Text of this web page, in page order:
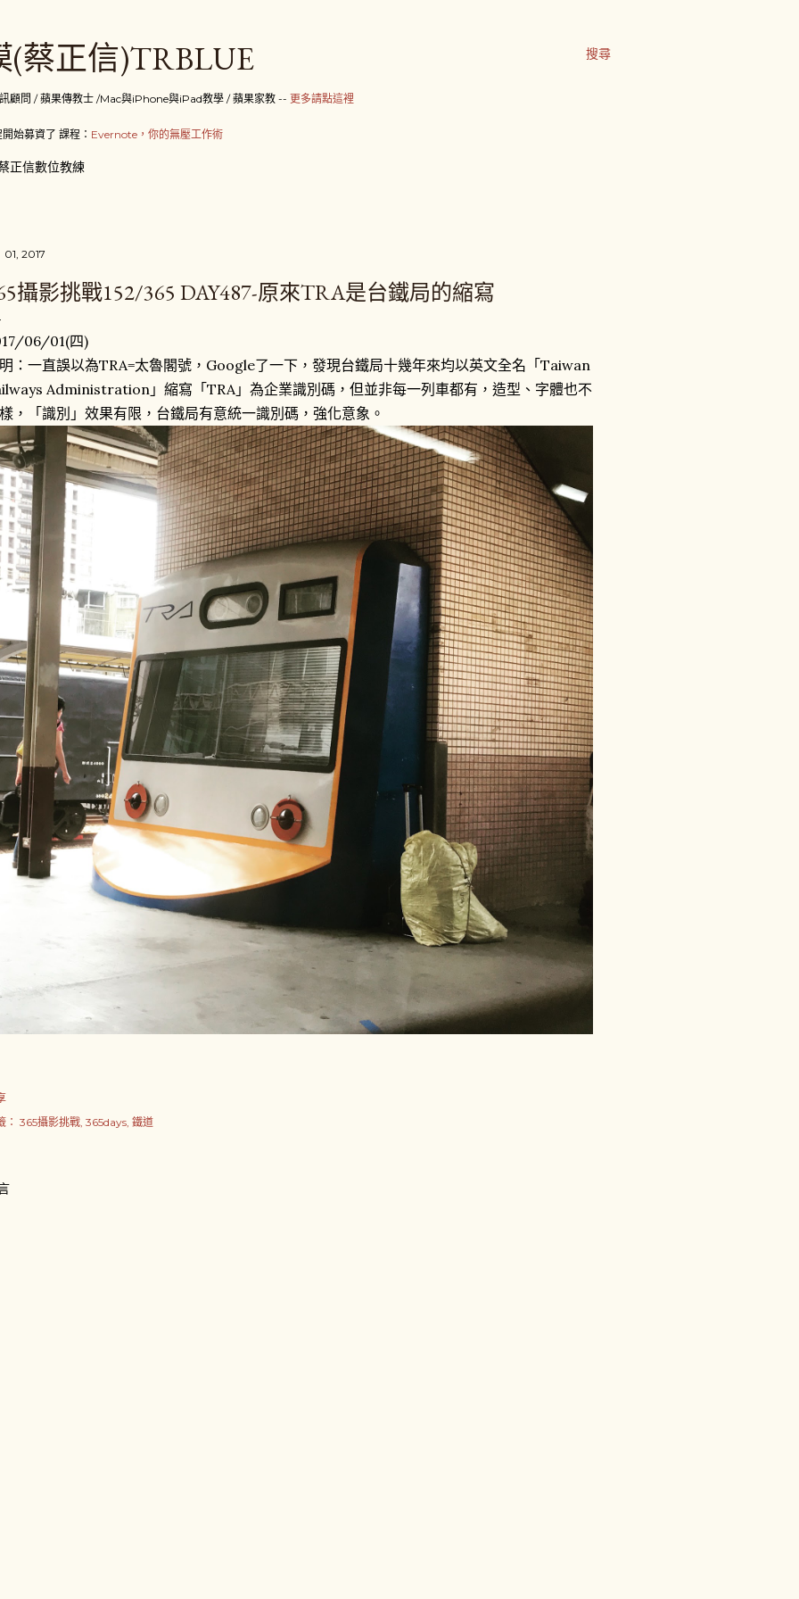
搜尋
(蔡正信)TRBLUE
顧問 / 蘋果傳教士 /Mac與iPhone與iPad教學 / 蘋果家教 -- 更多請點這裡
始募資了 課程： Evernote，你的無壓工作術
正信數位教練
01, 2017
攝影挑戰152/365 DAY487-原來TRA是台鐵局的縮寫
06/01(四)
：一直誤以為TRA=太魯閣號，Google了一下，發現台鐵局十幾年來均以英文全名「Taiwan
Administration」縮寫「TRA」為企業識別碼，但並非每一列車都有，造型、字體也不
，「識別」效果有限，台鐵局有意統一識別碼，強化意象。
： 365攝影挑戰 365days 鐵道